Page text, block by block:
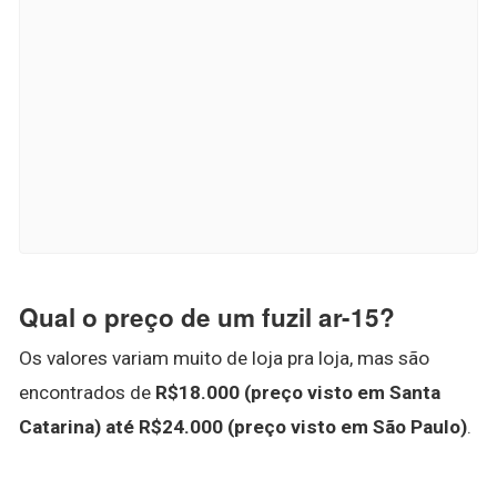
Qual o preço de um fuzil ar-15?
Os valores variam muito de loja pra loja, mas são
encontrados de R$18.000 (preço visto em Santa
Catarina) até R$24.000 (preço visto em São Paulo).